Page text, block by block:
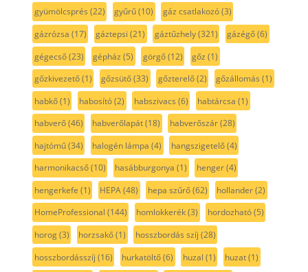
gyümölcsprés (22) gyűrű(10) gáz csatlakozó(3)
gázrózsa (17) gáztepsi (21) gáztűzhely(321) gázégő(6)
gégecső(23) gépház (5) görgő(12) gőz (1)
gőzkivezető(1) gőzsütő(33) gőzterelő(2) gőzállomás (1)
habkő(1) habosító(2) habszivacs (6) habtárcsa (1)
habverő(46) habverőlapát(18) habverőszár(28)
hajtómű(34) halogén lámpa (4) hangszigetelő(4)
harmonikacső(10) hasábburgonya (1) henger(4)
hengerkefe (1) HEPA(48) hepa szűrő(62) hollander(2)
HomeProfessional (144) homlokkerék(3) hordozható(5)
horog(3) horzsakő(1) hosszbordás szíj (28)
hosszbordásszíj (16) hurkatöltő(6) huzal (1) huzat(1)